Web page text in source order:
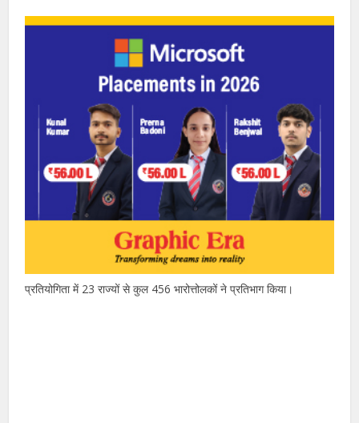
प्रतियोगिता में 23 राज्यों से कुल 456 भारोत्तोलकों ने प्रतिभाग किया।